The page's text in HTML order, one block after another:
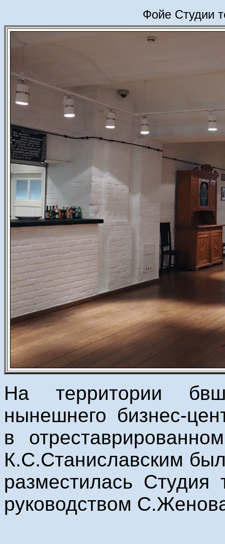
Фойе Студии
На территории
нынешнего бизнес-
в
К.С.Станиславским
разместилась Студия
руководством